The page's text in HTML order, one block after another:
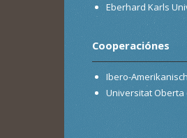
Eberhard Karls
Cooperaciónes
Ibero-
Universitat Oberta